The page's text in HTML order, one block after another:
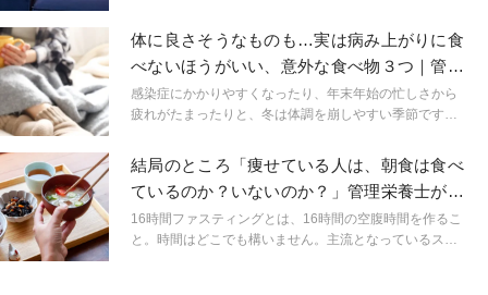
記事では、寝る前に控えた方がよい食べ物について解説
します。睡眠によいとされる成分についてもあわせて紹
介するため、睡眠の質についてお考えの方は参考にして
みてください。
体に良さそうなものも…実は病み上がりに食
べないほうがいい、意外な食べ物３つ｜管理
栄養士が解説
感染症にかかりやすくなったり、年末年始の忙しさから
疲れがたまったりと、冬は体調を崩しやすい季節です。
を促しましょう。この記事では、病気から回復したばか
りのときに避けたい食べ物を、管理栄養士が紹介しま
す。「食べると元気になりそう」と思われがちなものも
あるので、病み上がりの食事の参考にしてくださいね。
結局のところ「痩せている人は、朝食は食べ
ているのか？いないのか？」管理栄養士が語
る真実
16時間ファスティングとは、16時間の空腹時間を作るこ
と。時間はどこでも構いません。主流となっているスタ